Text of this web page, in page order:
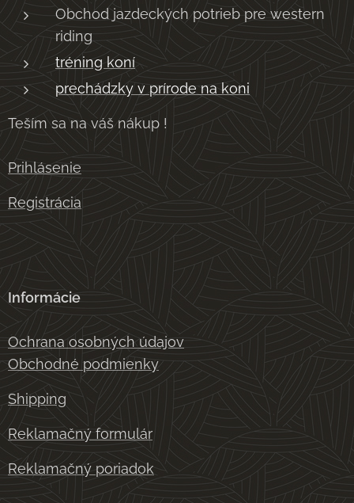
Obchod jazdeckých potrieb pre western
riding
tréning koní
prechádzky v prírode na koni
Teším sa na váš nákup !
Prihlásenie
Registrácia
Informácie
Ochrana osobných údajov
Obchodné podmienky
Shipping
Reklamačný formulár
Reklamačný poriadok